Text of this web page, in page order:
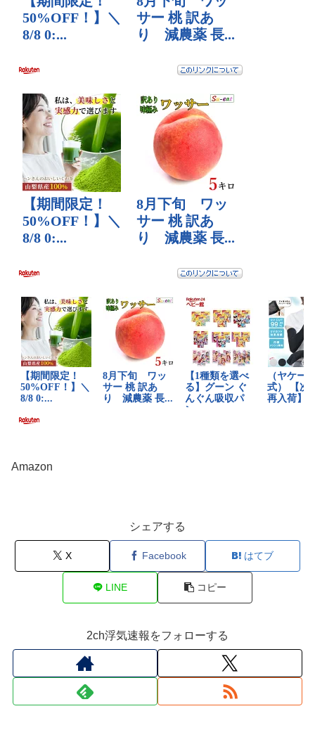
Amazon
シェアする
X Facebook はてブ
LINE コピー
2ch浮気速報をフォローする